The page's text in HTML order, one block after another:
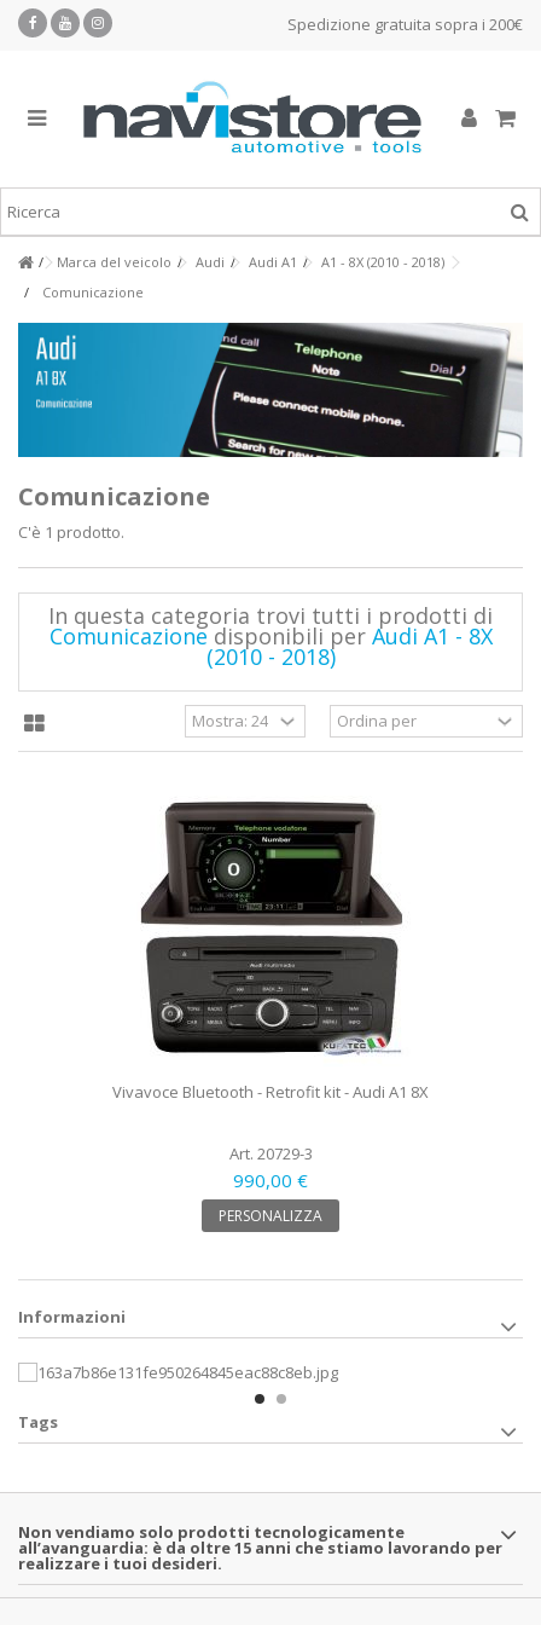
Spedizione gratuita sopra i 200€
Marca del veicolo Audi Audi A1
A1 - 8X (2010 - 2018)
Comunicazione
Comunicazione
C'è 1 prodotto.
In questa categoria trovi tutti i prodotti di
Comunicazionedisponibili per Audi A1 - 8X
(2010 - 2018)
Vivavoce Bluetooth - Retrofit kit - Audi A1 8X
Art. 20729-3
990,00 €
PERSONALIZZA
Informazioni
Tags
Non vendiamo solo prodotti tecnologicamente
all’avanguardia: è da oltre 15 anni che stiamo lavorando per
realizzare i tuoi desideri.